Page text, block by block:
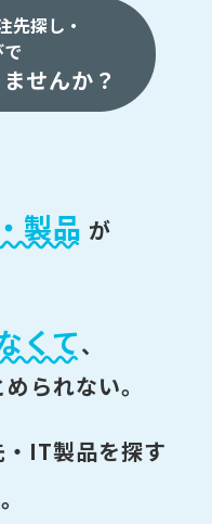
先探し・
せんか？
製品 が
くて、
られない。
IT製品を探す
。